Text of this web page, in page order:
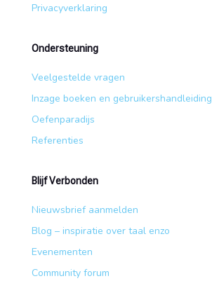
Privacyverklaring
Ondersteuning
Veelgestelde vragen
Inzage boeken en gebruikershandleiding
Oefenparadijs
Referenties
Blijf Verbonden
Nieuwsbrief aanmelden
Blog – inspiratie over taal enzo
Evenementen
Community forum